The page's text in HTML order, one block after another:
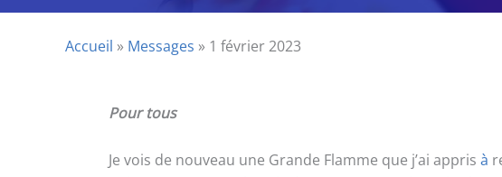
Accueil » Messages » 1 février 2023
Pour tous
Je vois de nouveau une Grande Flamme que j’ai appris à